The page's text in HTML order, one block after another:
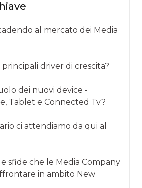
al mercato dei Media
principali driver di crescita?
dei nuovi device -
Tablet e Connected Tv?
ci attendiamo da qui al
sfide che le Media Company
in ambito New